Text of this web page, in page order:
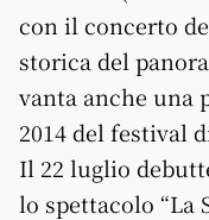
con il concerto
storica del
vanta anche una
2014 del festival
Il 22 luglio
lo spettacolo “La